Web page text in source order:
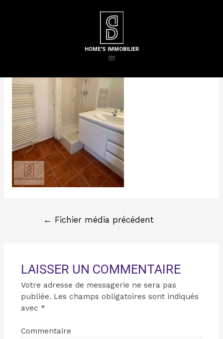
HOME'S IMMOBILIER
/ Par
← Fichier média précédent
LAISSER UN COMMENTAIRE
Votre adresse de messagerie ne sera pas
publiée. Les champs obligatoires sont indiqués
avec *
Commentaire